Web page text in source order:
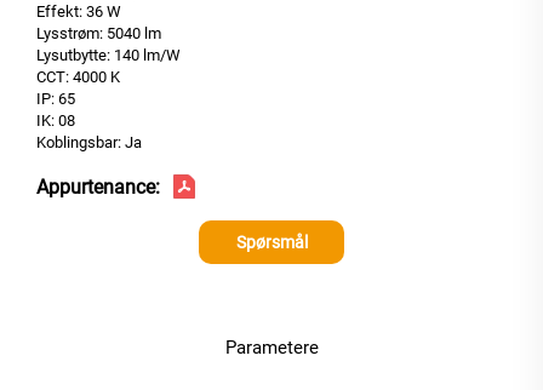
Effekt: 36 W
Lysstrøm: 5040 lm
Lysutbytte: 140 lm/W
CCT: 4000 K
IP: 65
IK: 08
Koblingsbar: Ja
Appurtenance:
Spørsmål
Parametere